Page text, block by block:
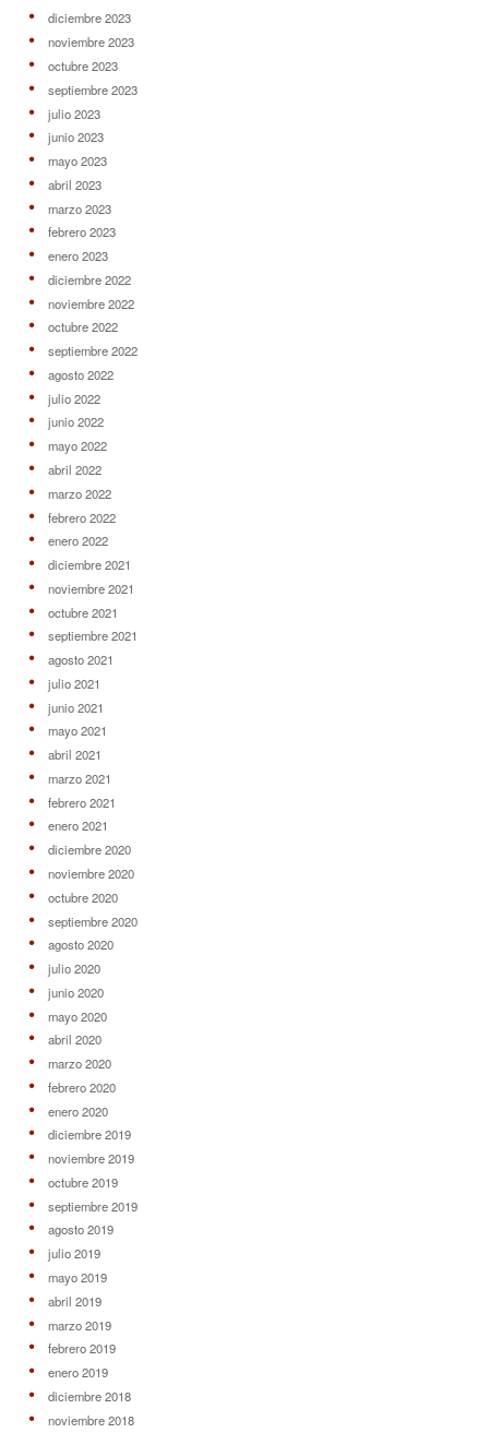
diciembre 2023
noviembre 2023
octubre 2023
septiembre 2023
julio 2023
junio 2023
mayo 2023
abril 2023
marzo 2023
febrero 2023
enero 2023
diciembre 2022
noviembre 2022
octubre 2022
septiembre 2022
agosto 2022
julio 2022
junio 2022
mayo 2022
abril 2022
marzo 2022
febrero 2022
enero 2022
diciembre 2021
noviembre 2021
octubre 2021
septiembre 2021
agosto 2021
julio 2021
junio 2021
mayo 2021
abril 2021
marzo 2021
febrero 2021
enero 2021
diciembre 2020
noviembre 2020
octubre 2020
septiembre 2020
agosto 2020
julio 2020
junio 2020
mayo 2020
abril 2020
marzo 2020
febrero 2020
enero 2020
diciembre 2019
noviembre 2019
octubre 2019
septiembre 2019
agosto 2019
julio 2019
mayo 2019
abril 2019
marzo 2019
febrero 2019
enero 2019
diciembre 2018
noviembre 2018